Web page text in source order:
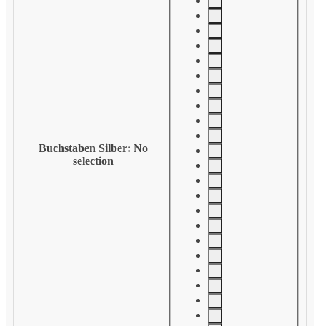
Buchstaben Silber: No
selection